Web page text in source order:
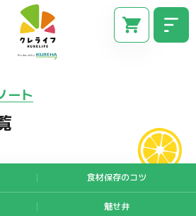
ート
食材保存のコツ
魅せ弁